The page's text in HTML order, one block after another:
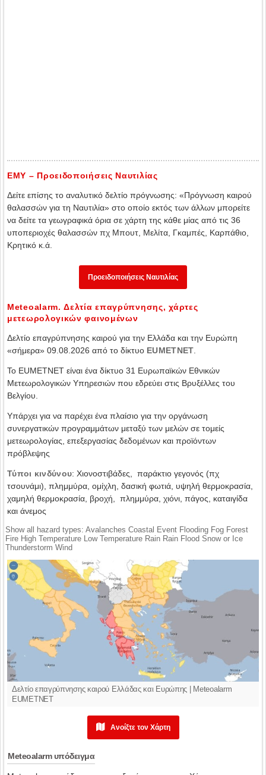
ΕΜΥ – Προειδοποιήσεις Ναυτιλίας
Δείτε επίσης το αναλυτικό δελτίο πρόγνωσης: «Πρόγνωση καιρού
θαλασσών για τη Ναυτιλία» στο οποίο εκτός των άλλων μπορείτε
να δείτε τα γεωγραφικά όρια σε χάρτη της κάθε μίας από τις 36
υποπεριοχές θαλασσών πχ Μπουτ, Μελίτα, Γκαμπές, Καρπάθιο,
Κρητικό κ.ά.
Προειδοποιήσεις Ναυτιλίας
Meteoalarm. Δελτία επαγρύπνησης, χάρτες
μετεωρολογικών φαινομένων
Δελτίο επαγρύπνησης καιρού για την Ελλάδα και την Ευρώπη
«σήμερα» 09.08.2026 από το δίκτυο EUMETNET
Το EUMETNET είναι ένα δίκτυο 31 Ευρωπαϊκών Εθνικών
Μετεωρολογικών Υπηρεσιών που εδρεύει στις Βρυξέλλες του
Βελγίου.
Υπάρχει για να παρέχει ένα πλαίσιο για την οργάνωση
συνεργατικών προγραμμάτων μεταξύ των μελών σε τομείς
μετεωρολογίας, επεξεργασίας δεδομένων και προϊόντων
πρόβλεψης
Τύποι κινδύνου: Χιονοστιβάδες, παράκτιο γεγονός (πχ
τσουνάμι), πλημμύρα, ομίχλη, δασική φωτιά, υψηλή θερμοκρασία,
χαμηλή θερμοκρασία, βροχή, πλημμύρα, χιόνι, πάγος, καταιγίδα
και άνεμος
Show all hazard types: Avalanches Coastal Event Flooding Fog Forest
Fire High Temperature Low Temperature Rain Rain Flood Snow or Ice
Thunderstorm Wind
Δελτίο επαγρύπνησης καιρού Ελλάδας και Ευρώπης | Meteoalarm
EUMETNET
Ανοίξτε τον Χάρτη
Meteoalarm υπόδειγμα